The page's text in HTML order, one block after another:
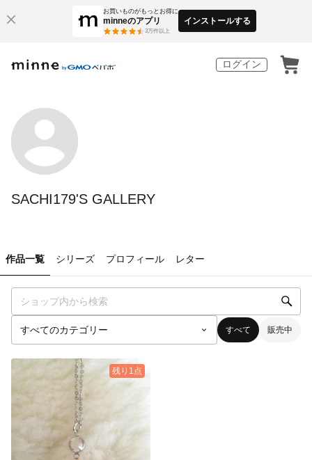
お買いものがもっとお得に
minneのアプリ
3万件以上
インストールする
ログイン
SACHI179'S GALLERY
作品一覧 シリーズ プロフィール レター
すべて 販売中
残り1点